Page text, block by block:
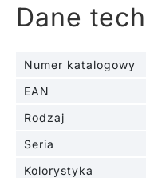
Dane
Numer katalogowy
EAN
Rodzaj
Seria
Kolorystyka